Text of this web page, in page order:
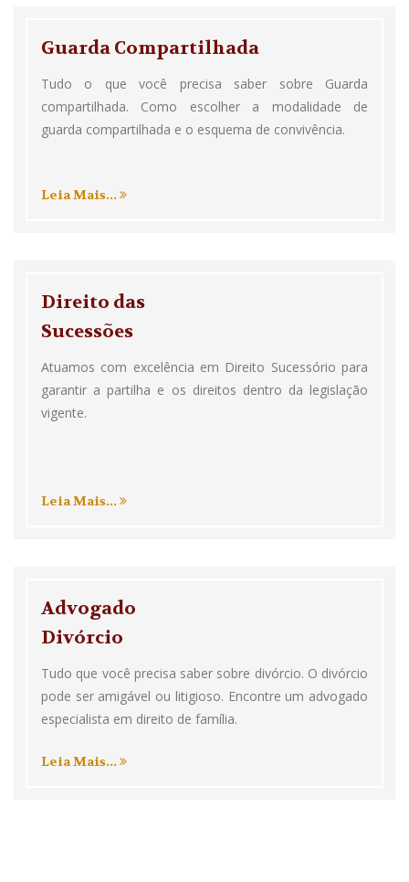
Guarda Compartilhada
Tudo o que você precisa saber sobre Guarda
compartilhada. Como escolher a modalidade de
guarda compartilhada e o esquema de convivência.
Leia Mais...
Direito das
Sucessões
Atuamos com excelência em Direito Sucessório para
garantir a partilha e os direitos dentro da legislação
vigente.
Leia Mais...
Advogado
Divórcio
Tudo que você precisa saber sobre divórcio. O divórcio
pode ser amigável ou litigioso. Encontre um advogado
especialista em direito de família.
Leia Mais...